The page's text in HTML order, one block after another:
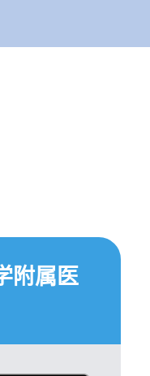
附属医